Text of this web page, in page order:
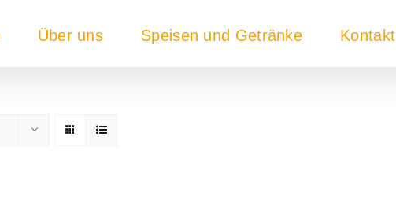
Über uns Speisen und Getränke Kontakt